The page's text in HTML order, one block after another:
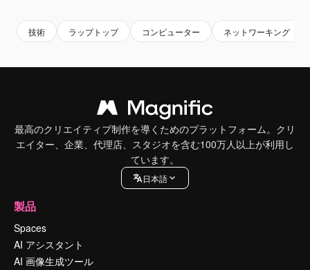
技術 ラップトップ コンピューター ネットワーキング
最高のクリエイティブ制作を導くためのプラットフォーム。クリ
エイター、企業、代理店、スタジオを含む100万人以上が利用し
ています。
日本語
製品
Spaces
AI アシスタント
AI 画像生成ツール